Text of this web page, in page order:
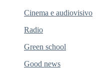
Cinema e audiovisivo
Radio
Green school
Good news